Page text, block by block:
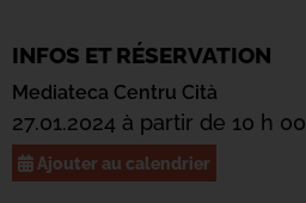
INFOS ET RÉSERVATION
Mediateca Centru Cità
27.01.2024 à partir de 10 h 00
Ajouter au calendrier